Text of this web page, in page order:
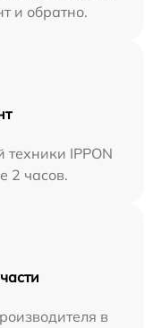
и обратно.
техники IPPON
2 часов.
в